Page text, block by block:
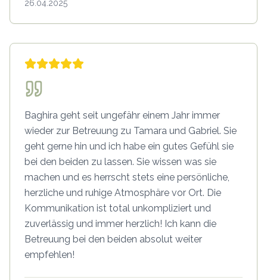
26.04.2025
Baghira geht seit ungefähr einem Jahr immer
wieder zur Betreuung zu Tamara und Gabriel. Sie
geht gerne hin und ich habe ein gutes Gefühl sie
bei den beiden zu lassen. Sie wissen was sie
machen und es herrscht stets eine persönliche,
herzliche und ruhige Atmosphäre vor Ort. Die
Kommunikation ist total unkompliziert und
zuverlässig und immer herzlich! Ich kann die
Betreuung bei den beiden absolut weiter
empfehlen!